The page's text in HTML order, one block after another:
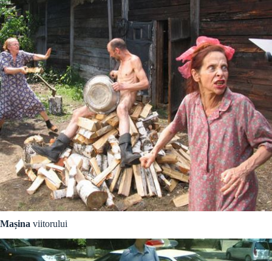
Mașina viitorului